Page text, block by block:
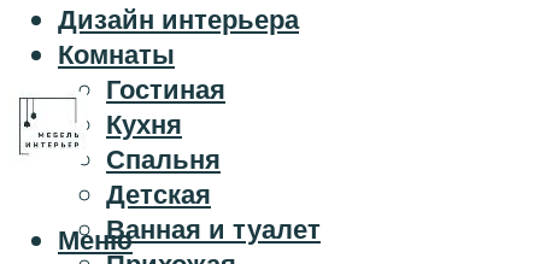
Дизайн интерьера
Комнаты
Гостиная
Кухня
Спальня
Детская
Ванная и туалет
Меню